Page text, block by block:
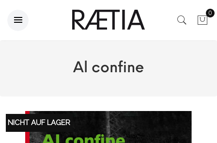
0
Al confine
NICHT AUF LAGER